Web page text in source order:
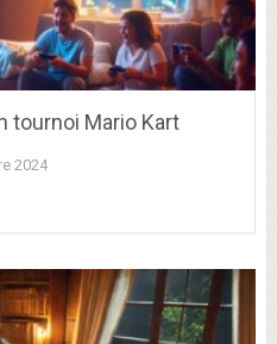
tournoi Mario Kart
2024